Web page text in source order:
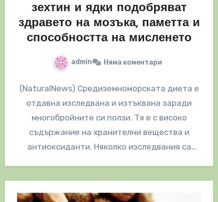
зехтин и ядки подобряват
здравето на мозъка, паметта и
способността на мисленето
admin Няма коментари
(NaturalNews) Средиземноморската диета е
отдавна изследвана и изтъквана заради
многобройните си ползи. Тя е с високо
съдържание на хранителни вещества и
антиоксиданти. Няколко изследвания са